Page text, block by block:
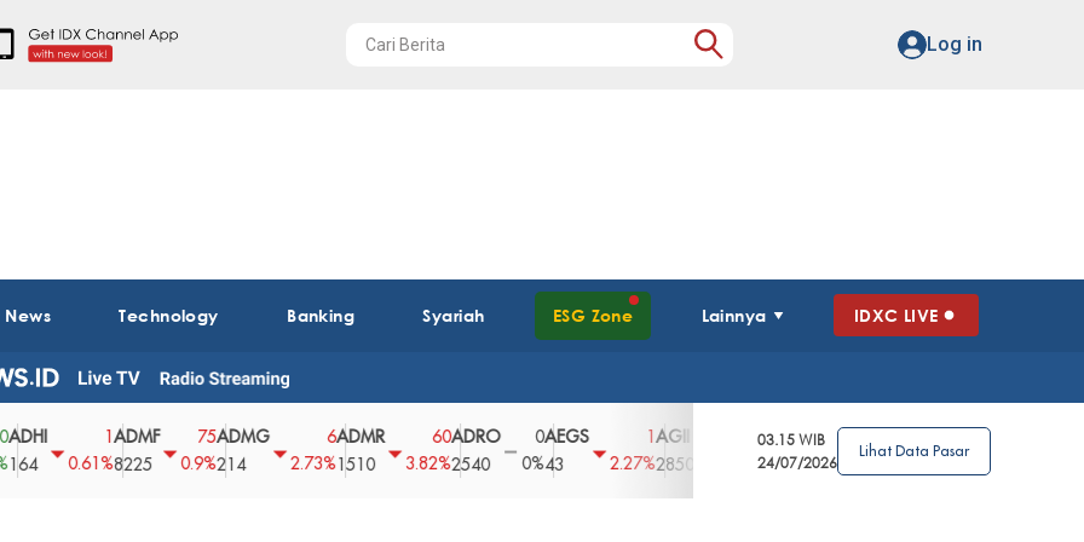
Log in
Technology Banking Syariah ESG Zone Lainnya IDXC LIVE
0.61%8225
75
0.9%
ADMG
214
2.73%
ADMR
1510
60
3.82%
ADRO
2540
0
0%
AEGS
43
2.27%2850
100
3.39%
AGRO
4
2.63%
AGRS
62
0%
03.15 WIB
24/07/2026
Lihat Data Pasar